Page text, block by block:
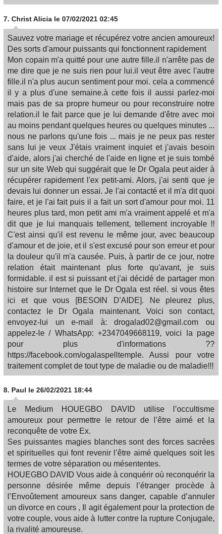
7. Christ Alicia le 07/02/2021 02:45
Sauvez votre mariage et récupérez votre ancien amoureux!
Des sorts d'amour puissants qui fonctionnent rapidement
Mon copain m'a quitté pour une autre fille.il n'arrête pas de
me dire que je ne suis rien pour lui.il veut être avec l'autre
fille.il n'a plus aucun sentiment pour moi. cela a commencé
il y a plus d'une semaine.à cette fois il aussi parlez-moi
mais pas de sa propre humeur ou pour reconstruire notre
relation.il le fait parce que je lui demande d'être avec moi
au moins pendant quelques heures ou quelques minutes ...
nous ne parlons qu'une fois ... mais je ne peux pas rester
sans lui je veux J'étais vraiment inquiet et j'avais besoin
d'aide, alors j'ai cherché de l'aide en ligne et je suis tombé
sur un site Web qui suggérait que le Dr Ogala peut aider à
récupérer rapidement l'ex petit-ami. Alors, j'ai senti que je
devais lui donner un essai. Je l'ai contacté et il m'a dit quoi
faire, et je l'ai fait puis il a fait un sort d'amour pour moi. 11
heures plus tard, mon petit ami m'a vraiment appelé et m'a
dit que je lui manquais tellement, tellement incroyable !!
C'est ainsi qu'il est revenu le même jour, avec beaucoup
d'amour et de joie, et il s'est excusé pour son erreur et pour
la douleur qu'il m'a causée. Puis, à partir de ce jour, notre
relation était maintenant plus forte qu'avant, je suis
formidable. il est si puissant et j'ai décidé de partager mon
histoire sur Internet que le Dr Ogala est réel. si vous êtes
ici et que vous [BESOIN D'AIDE]. Ne pleurez plus,
contactez le Dr Ogala maintenant. Voici son contact,
envoyez-lui un e-mail à: drogalad02@gmail.com ou
appelez-le / WhatsApp: +2347049668119, voici la page
pour plus d'informations ??
https://facebook.com/ogalaspelltemple. Aussi pour votre
traitement complet de tout type de maladie ou de maladie!!!
8. Paul le 26/02/2021 18:44
Le Medium HOUEGBO DAVID utilise l’occultisme
amoureux pour permettre le retour de l’être aimé et la
reconquête de votre Ex.
Ses puissantes magies blanches sont des forces sacrées
et spirituelles qui font revenir l’être aimé quelques soit les
termes de votre séparation ou mésententes.
HOUEGBO DAVID Vous aide à conquérir où reconquérir la
personne désirée même depuis l’étranger procède à
l’Envoûtement amoureux sans danger, capable d’annuler
un divorce en cours , Il agit également pour la protection de
votre couple, vous aide à lutter contre la rupture Conjugale,
la rivalité amoureuse.